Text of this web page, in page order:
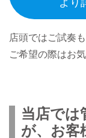
店頭ではご試奏
ご希望の際はお
当店では
が、お客